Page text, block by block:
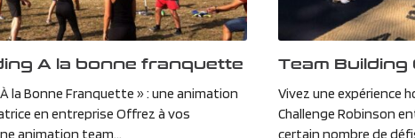
A la bonne franquette
la Bonne Franquette » : une animation
en entreprise Offrez à vos
animation team...
Team
Vivez une expérience
Challenge Robinson
certain nombre de